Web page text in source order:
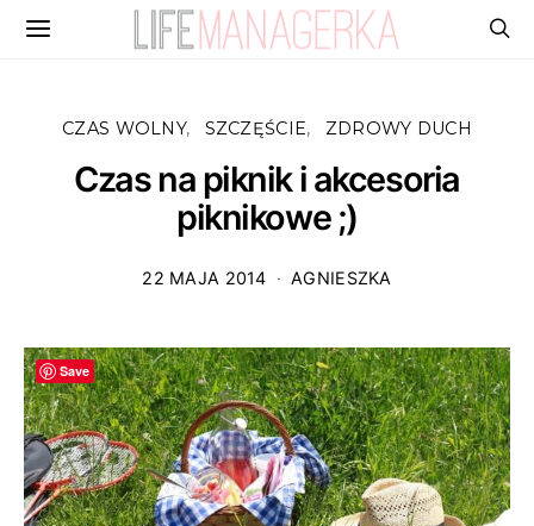
CZAS WOLNY SZCZĘŚCIE ZDROWY DUCH
Czas na piknik i akcesoria
piknikowe ;)
22 MAJA 2014 AGNIESZKA
Save